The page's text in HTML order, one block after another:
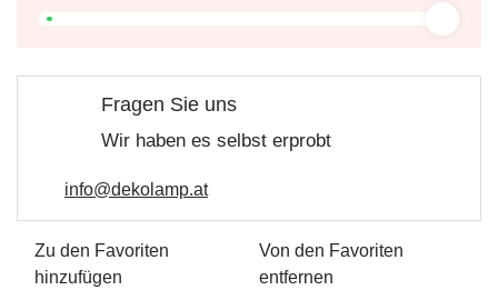
Fragen Sie uns
Wir haben es selbst erprobt
info@dekolamp.at
Zu den Favoriten
hinzufügen
Von den Favoriten
entfernen